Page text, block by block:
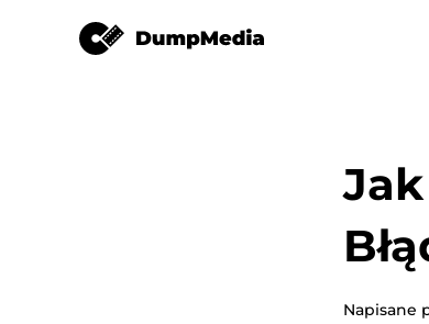
Apple Music Converter
Konwerter muzyki
Spotify Music Converter
Napisane